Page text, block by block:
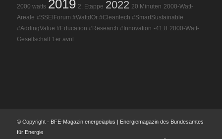
2000 watts 2019 2. Etappe 2022 20 Minuten 2000-Watt-
Areale #SSEIForum #WattdOr #Cleantech #SmartSustainable
#AddingValue #Education #Research #Innovation -41.8 2000-Watt-
Gesellschaft 1er avril
© Copyright - BFE-Magazin energeiaplus | Energiemagazin des Bundesamtes
für Energie